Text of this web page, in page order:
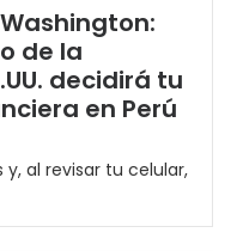
de la
decidirá tu
en Perú
al revisar tu celular,